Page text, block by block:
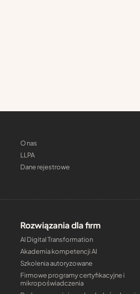
O nas
LLPA
Dane rejestrowe
Rozwiązania dla firm
AI Digital Transformation
Akademia kompetencji AI
Szkolenia autoryzowane
Firmowe programy certyfikacyjne i
mikropoświadczenia